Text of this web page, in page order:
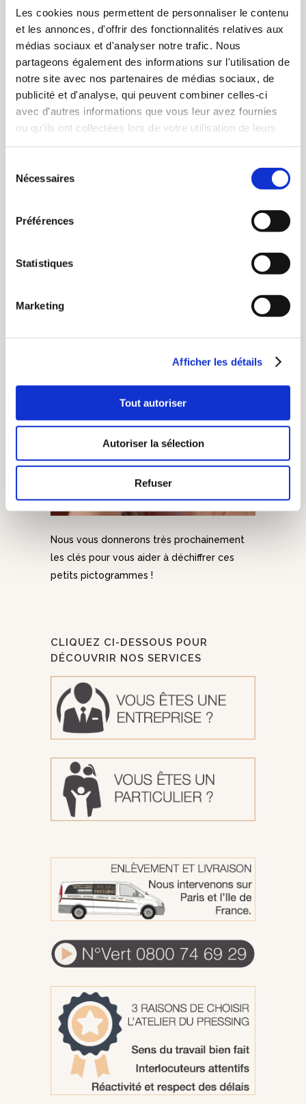
Les cookies nous permettent de personnaliser le contenu
et les annonces, d'offrir des fonctionnalités relatives aux
médias sociaux et d'analyser notre trafic. Nous
partageons également des informations sur l'utilisation de
notre site avec nos partenaires de médias sociaux, de
publicité et d'analyse, qui peuvent combiner celles-ci
avec d'autres informations que vous leur avez fournies
ou qu'ils ont collectées lors de votre utilisation de leurs
Nécessaires
Préférences
Statistiques
Marketing
Afficher les détails
Tout autoriser
Autoriser la sélection
Refuser
Nous voyons souvent au Pressing des
clients déçus, ayant tenté de laver leur
vêtement eux-mêmes et nous demandant
de « rattraper » leur erreur.
Laver ou détacher soi-même c’est souvent
prendre le risque de causer des dégâts qui
seront ensuite difficilement réparables ou
immettable.
longtemps possible.
Si vous avez un doute, examinez
vêtement, vous donnant le «code
Nous vous donnerons très prochainement
les clés pour vous aider à déchiffrer ces
petits pictogrammes !
CLIQUEZ CI-DESSOUS POUR
DÉCOUVRIR NOS SERVICES